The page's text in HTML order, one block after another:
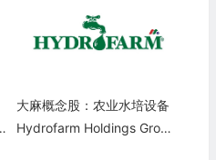
大麻概念股：农业水培设备
Hydrofarm Holdings Grou